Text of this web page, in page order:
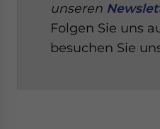
unseren
Folgen Sie uns
besuchen Sie